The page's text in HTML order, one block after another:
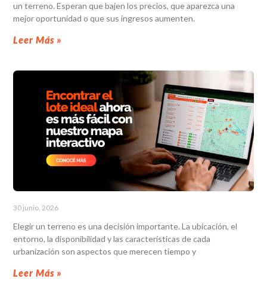
un terreno. Esperan que bajen los precios, que aparezca una
mejor oportunidad o que sus ingresos aumenten.
Leer Más »
30 junio, 2026
Elegir un terreno es una decisión importante. La ubicación, el
entorno, la disponibilidad y las características de cada
urbanización son aspectos que merecen tiempo y
Leer Más »